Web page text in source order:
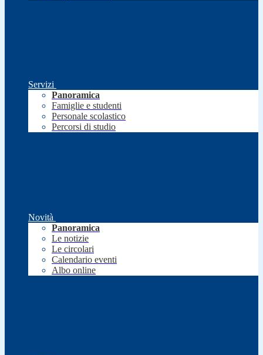
Servizi
Panoramica
Famiglie e studenti
Personale scolastico
Percorsi di studio
Novità
Panoramica
Le notizie
Le circolari
Calendario eventi
Albo online